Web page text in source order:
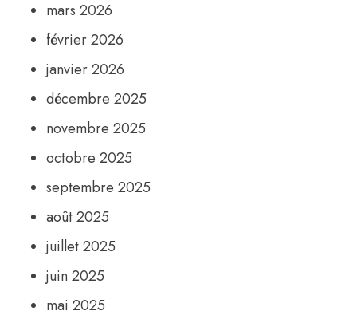
mars 2026
février 2026
janvier 2026
décembre 2025
novembre 2025
octobre 2025
septembre 2025
août 2025
juillet 2025
juin 2025
mai 2025